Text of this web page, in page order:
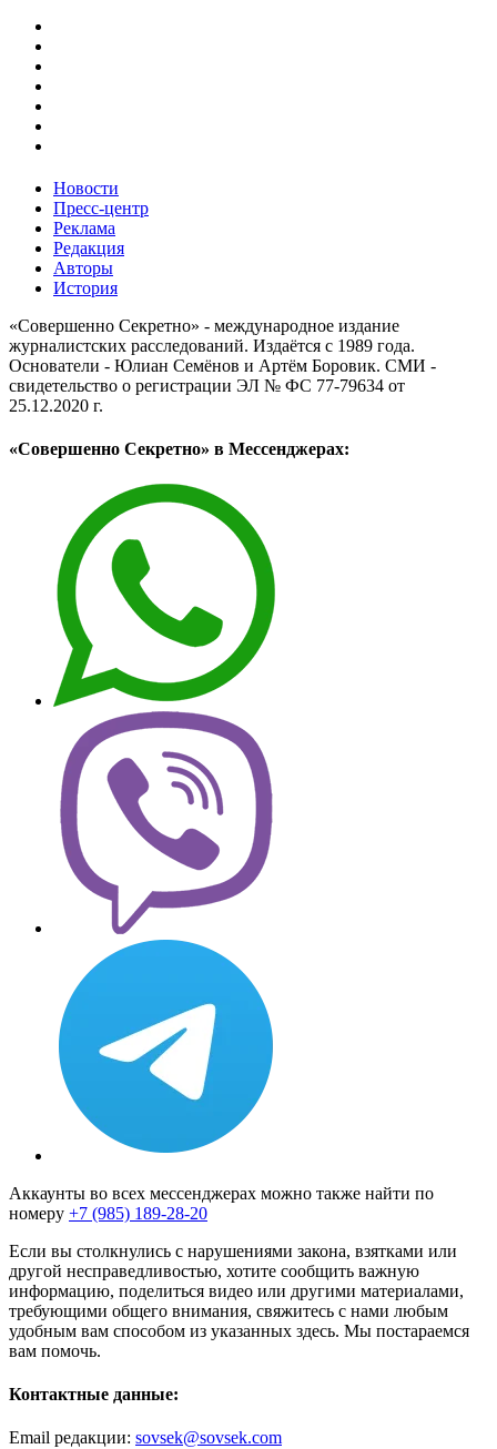
Новости
Пресс-центр
Реклама
Редакция
Авторы
История
«Совершенно Секретно» - международное издание
журналистских расследований. Издаётся с 1989 года.
Основатели - Юлиан Семёнов и Артём Боровик. CМИ -
свидетельство о регистрации ЭЛ № ФС 77-79634 от
25.12.2020 г.
«Совершенно Секретно» в Мессенджерах:
Аккаунты во всех мессенджерах можно также найти по
номеру +7 (985) 189-28-20
Если вы столкнулись с нарушениями закона, взятками или
другой несправедливостью, хотите сообщить важную
информацию, поделиться видео или другими материалами,
требующими общего внимания, свяжитесь с нами любым
удобным вам способом из указанных здесь. Мы постараемся
вам помочь.
Контактные данные:
Email редакции: sovsek@sovsek.com